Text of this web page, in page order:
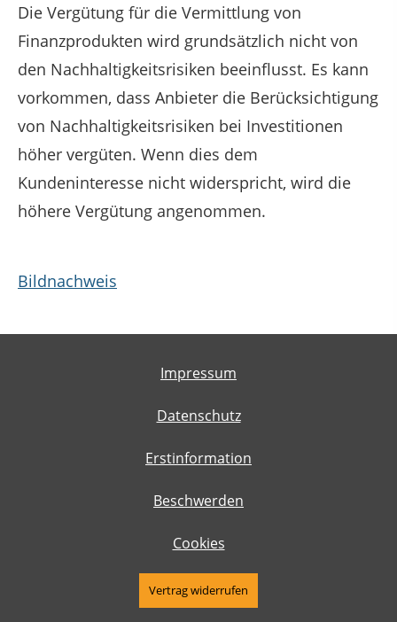
Die Vergütung für die Vermittlung von
Finanzprodukten wird grundsätzlich nicht von
den Nachhaltigkeitsrisiken beeinflusst. Es kann
vorkommen, dass Anbieter die Berücksichtigung
von Nachhaltigkeitsrisiken bei Investitionen
höher vergüten. Wenn dies dem
Kundeninteresse nicht widerspricht, wird die
höhere Vergütung angenommen.
Bildnachweis
Impressum
Datenschutz
Erstinformation
Beschwerden
Cookies
Vertrag widerrufen